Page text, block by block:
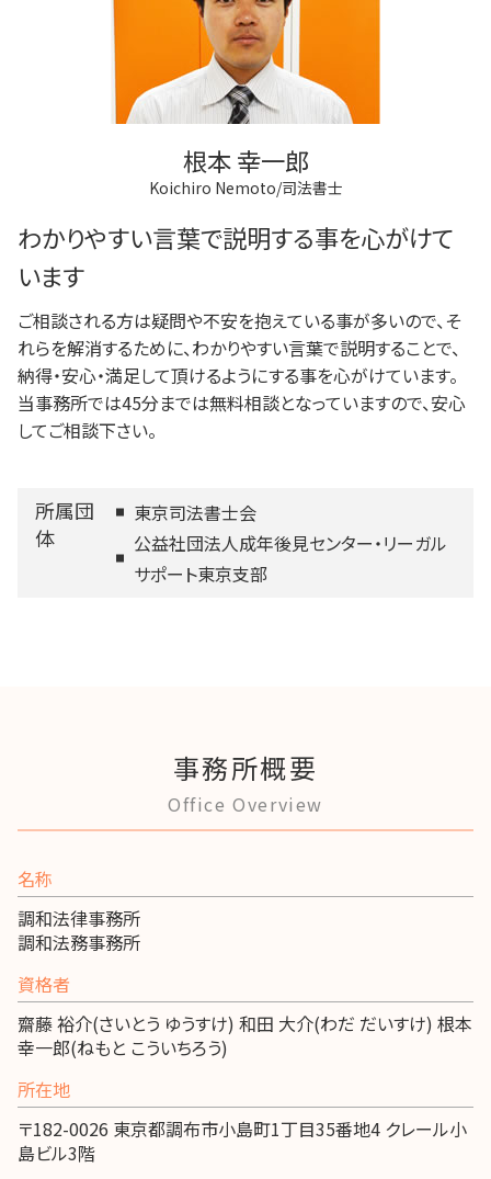
根本 幸一郎
Koichiro Nemoto/司法書士
わかりやすい言葉で説明する事を心がけて
います
ご相談される方は疑問や不安を抱えている事が多いので、そ
れらを解消するために、わかりやすい言葉で説明することで、
納得・安心・満足して頂けるようにする事を心がけています。
当事務所では45分までは無料相談となっていますので、安心
してご相談下さい。
所属団
体
東京司法書士会
公益社団法人成年後見センター・リーガル
サポート東京支部
事務所概要
Office Overview
名称
調和法律事務所
調和法務事務所
資格者
齋藤 裕介(さいとう ゆうすけ) 和田 大介(わだ だいすけ) 根本
幸一郎(ねもと こういちろう)
所在地
〒182-0026 東京都調布市小島町1丁目35番地4 クレール小
島ビル3階